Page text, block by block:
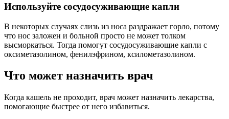
Используйте сосудосуживающие капли
В некоторых случаях слизь из носа раздражает горло, потому
что нос заложен и больной просто не может толком
высморкаться. Тогда помогут сосудосуживающие капли с
оксиметазолином, фенилэфрином, ксилометазолином.
Что может назначить врач
Когда кашель не проходит, врач может назначить лекарства,
помогающие быстрее от него избавиться.